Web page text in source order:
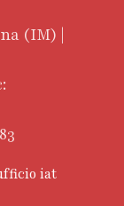
(IM) |
iat